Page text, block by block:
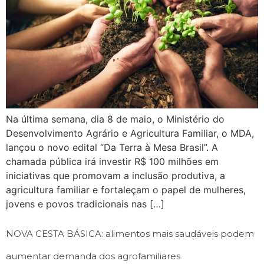
Na última semana, dia 8 de maio, o Ministério do
Desenvolvimento Agrário e Agricultura Familiar, o MDA,
lançou o novo edital “Da Terra à Mesa Brasil”. A
chamada pública irá investir R$ 100 milhões em
iniciativas que promovam a inclusão produtiva, a
agricultura familiar e fortaleçam o papel de mulheres,
jovens e povos tradicionais nas […]
NOVA CESTA BÁSICA: alimentos mais saudáveis podem
aumentar demanda dos agrofamiliares